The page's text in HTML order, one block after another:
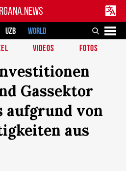
UZB
WORLD
VIDEOS FOTOS
Gassektor
aufgrund von
aus